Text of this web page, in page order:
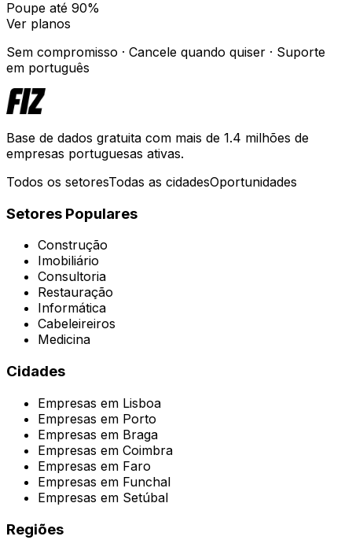
Poupe até 90%
Ver planos
Sem compromisso · Cancele quando quiser · Suporte
em português
Base de dados gratuita com mais de 1.4 milhões de
empresas portuguesas ativas.
Todos os setoresTodas as cidadesOportunidades
Setores Populares
Construção
Imobiliário
Consultoria
Restauração
Informática
Cabeleireiros
Medicina
Cidades
Empresas em Lisboa
Empresas em Porto
Empresas em Braga
Empresas em Coimbra
Empresas em Faro
Empresas em Funchal
Empresas em Setúbal
Regiões